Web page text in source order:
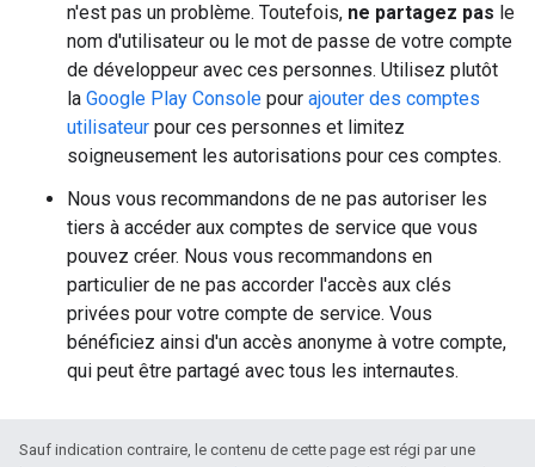
n'est pas un problème. Toutefois, ne partagez pas le
nom d'utilisateur ou le mot de passe de votre compte
de développeur avec ces personnes. Utilisez plutôt
la Google Play Console pour ajouter des comptes
utilisateur pour ces personnes et limitez
soigneusement les autorisations pour ces comptes.
Nous vous recommandons de ne pas autoriser les
tiers à accéder aux comptes de service que vous
pouvez créer. Nous vous recommandons en
particulier de ne pas accorder l'accès aux clés
privées pour votre compte de service. Vous
bénéficiez ainsi d'un accès anonyme à votre compte,
qui peut être partagé avec tous les internautes.
Sauf indication contraire, le contenu de cette page est régi par une